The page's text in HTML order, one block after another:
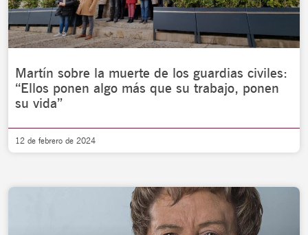
Martín sobre la muerte de los guardias civiles:
“Ellos ponen algo más que su trabajo, ponen
su vida”
12 de febrero de 2024